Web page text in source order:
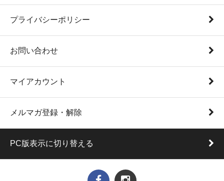
プライバシーポリシー
お問い合わせ
マイアカウント
メルマガ登録・解除
PC版表示に切り替える